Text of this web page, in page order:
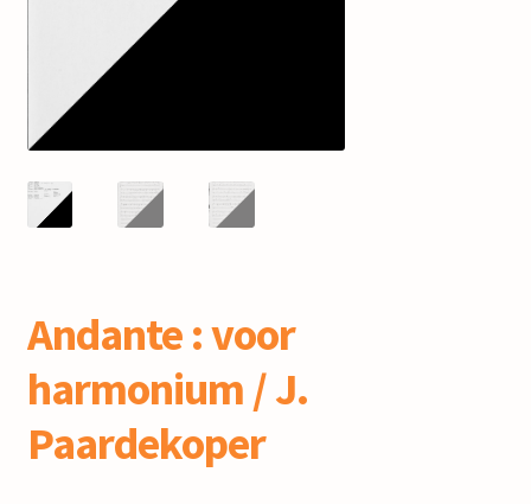
Andante : voor
harmonium / J.
Paardekoper